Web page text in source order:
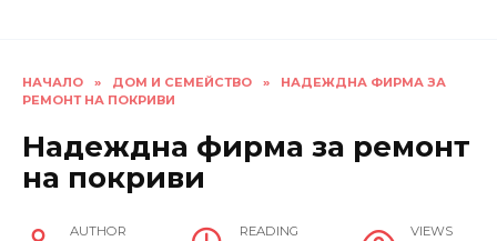
НАЧАЛО » ДОМ И СЕМЕЙСТВО »
НАДЕЖДНА ФИРМА ЗА
РЕМОНТ НА ПОКРИВИ
Надеждна фирма за ремонт
на покриви
AUTHOR READING VIEWS